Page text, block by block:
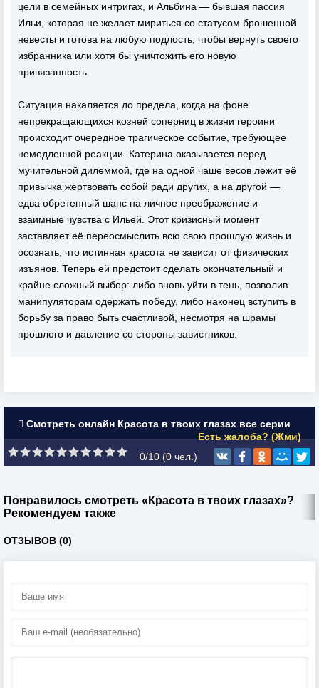
цели в семейных интригах, и Альбина — бывшая пассия
Ильи, которая не желает мириться со статусом брошенной
невесты и готова на любую подлость, чтобы вернуть своего
избранника или хотя бы уничтожить его новую
привязанность.
Ситуация накаляется до предела, когда на фоне
непрекращающихся козней соперниц в жизни героини
происходит очередное трагическое событие, требующее
немедленной реакции. Катерина оказывается перед
мучительной дилеммой, где на одной чаше весов лежит её
привычка жертвовать собой ради других, а на другой —
едва обретенный шанс на личное преображение и
взаимные чувства с Ильей. Этот кризисный момент
заставляет её переосмыслить всю свою прошлую жизнь и
осознать, что истинная красота не зависит от физических
изъянов. Теперь ей предстоит сделать окончательный и
крайне сложный выбор: либо вновь уйти в тень, позволив
манипуляторам одержать победу, либо наконец вступить в
борьбу за право быть счастливой, несмотря на шрамы
прошлого и давление со стороны завистников.
Смотреть онлайн Красота в твоих глазах все серии
Есть жалоба? (Жми)
0/10 (0 чел.)
Понравилось смотреть «Красота в твоих глазах»?
Рекомендуем также
ОТЗЫВОВ (0)